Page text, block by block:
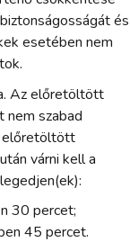
és
esetében nem
Az előretöltött
szabad
előretöltött
várni kell a
30 percet;
45 percet.